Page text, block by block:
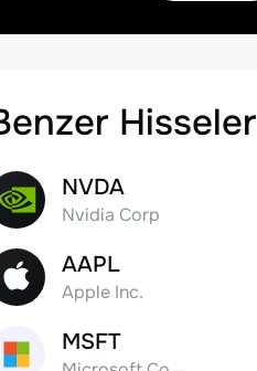
Hisseler
NVDA
Nvidia Corp
AAPL
Apple Inc.
MSFT